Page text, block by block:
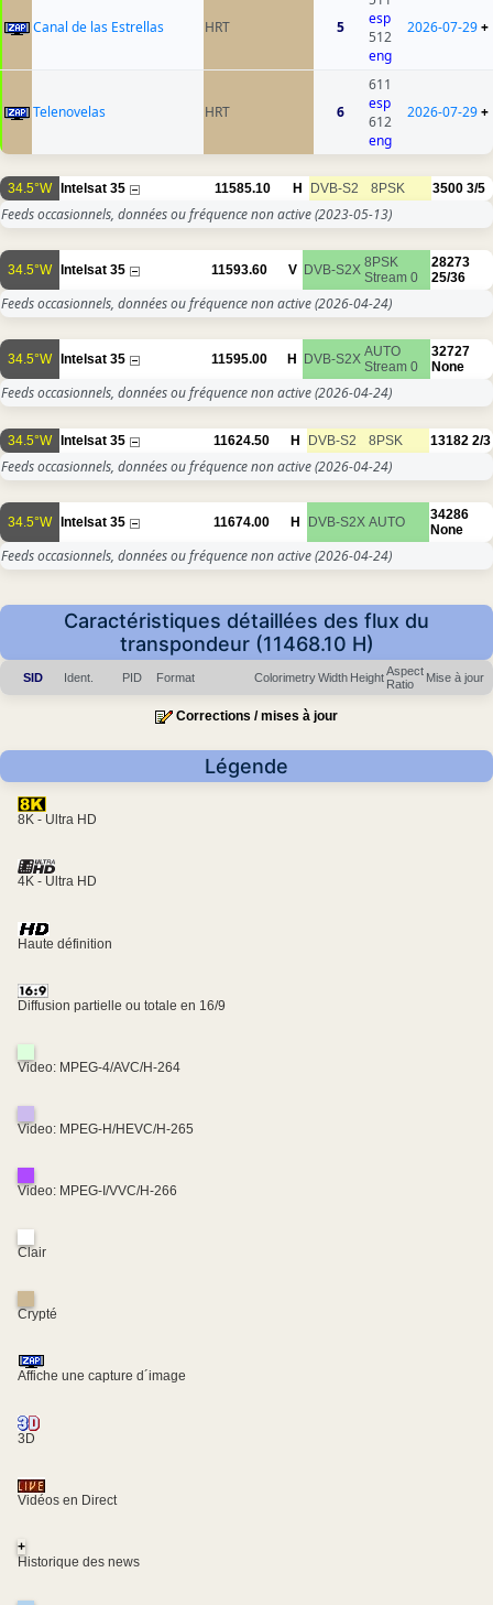
Canal de las Estrellas HRT 5
esp
512
eng
2026-07-29+
Telenovelas HRT 6
611
esp
612
eng
2026-07-29+
34.5°W Intelsat 35 11585.10 H DVB-S2 8PSK 3500 3/5
Feeds occasionnels, données ou fréquence non active(2023-05-13)
34.5°W Intelsat 35 11593.60 V DVB-S2X 8PSK
Stream 0
28273
25/36
Feeds occasionnels, données ou fréquence non active(2026-04-24)
34.5°W Intelsat 35 11595.00 H DVB-S2X AUTO
Stream 0
32727
None
Feeds occasionnels, données ou fréquence non active(2026-04-24)
34.5°W Intelsat 35 11624.50 H DVB-S2 8PSK 13182 2/3
Feeds occasionnels, données ou fréquence non active(2026-04-24)
34.5°W Intelsat 35 11674.00 H DVB-S2X AUTO
34286
None
Feeds occasionnels, données ou fréquence non active(2026-04-24)
Caractéristiques détaillées des flux du
transpondeur (11468.10 H)
SID Ident. PID Format ColorimetryWidth HeightAspect
Ratio
Mise à jour
Corrections / mises à jour
Légende
8K - Ultra HD
4K - Ultra HD
Haute définition
Diffusion partielle ou totale en 16/9
Video: MPEG-4/AVC/H-264
Video: MPEG-H/HEVC/H-265
Video: MPEG-I/VVC/H-266
Clair
Crypté
Affiche une capture d´image
3D
Vidéos en Direct
+
Historique des news